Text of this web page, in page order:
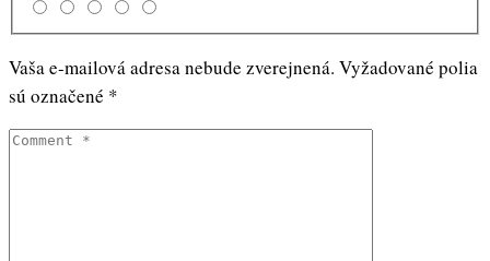
Vaša e-mailová adresa nebude zverejnená. Vyžadované polia
sú označené *